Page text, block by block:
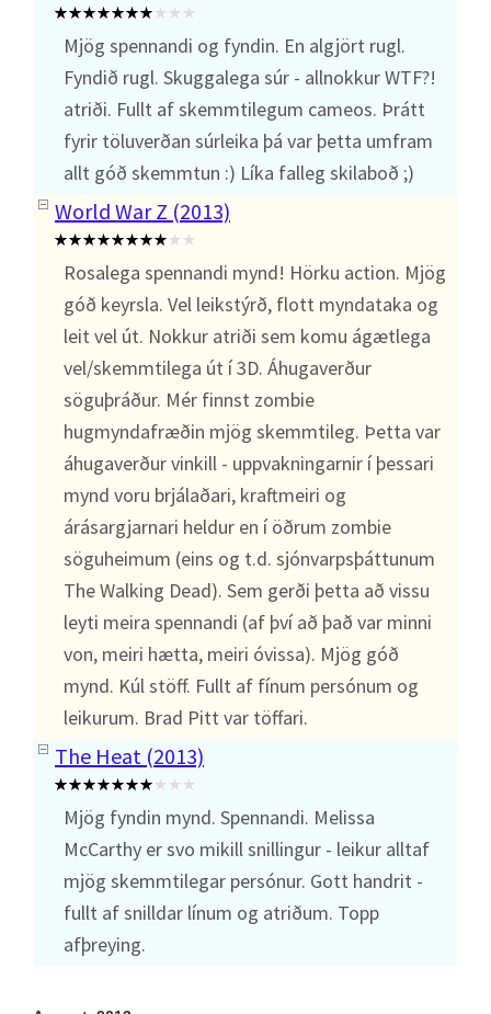
Mjög spennandi og fyndin. En algjört rugl.
Fyndið rugl. Skuggalega súr - allnokkur WTF?!
atriði. Fullt af skemmtilegum cameos. Þrátt
fyrir töluverðan súrleika þá var þetta umfram
allt góð skemmtun :) Líka falleg skilaboð ;)
World War Z (2013)
Rosalega spennandi mynd! Hörku action. Mjög
góð keyrsla. Vel leikstýrð, flott myndataka og
leit vel út. Nokkur atriði sem komu ágætlega
vel/skemmtilega út í 3D. Áhugaverður
söguþráður. Mér finnst zombie
hugmyndafræðin mjög skemmtileg. Þetta var
áhugaverður vinkill - uppvakningarnir í þessari
mynd voru brjálaðari, kraftmeiri og
árásargjarnari heldur en í öðrum zombie
söguheimum (eins og t.d. sjónvarpsþáttunum
The Walking Dead). Sem gerði þetta að vissu
leyti meira spennandi (af því að það var minni
von, meiri hætta, meiri óvissa). Mjög góð
mynd. Kúl stöff. Fullt af fínum persónum og
leikurum. Brad Pitt var töffari.
The Heat (2013)
Mjög fyndin mynd. Spennandi. Melissa
McCarthy er svo mikill snillingur - leikur alltaf
mjög skemmtilegar persónur. Gott handrit -
fullt af snilldar línum og atriðum. Topp
afþreying.